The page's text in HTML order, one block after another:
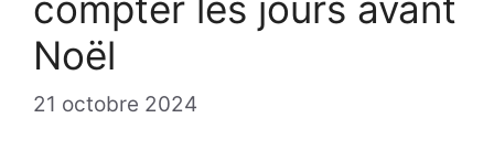
compter les jours avant
Noël
21 octobre 2024